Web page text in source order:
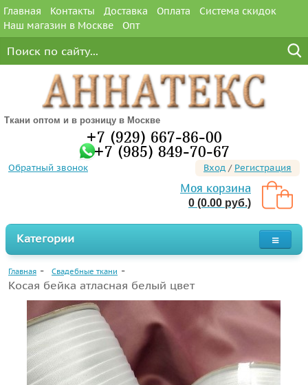
Главная Контакты Доставка Оплата
Система скидок
Наш магазин в Москве
Опт
Ткани оптом и в розницу в Москве
+7 (929) 667-86-00
+7 (985) 849-70-67
Обратный звонок Вход / Регистрация
Моя корзина
0 (0.00 руб.)
Категории
Главная Свадебные ткани
Косая бейка атласная белый цвет